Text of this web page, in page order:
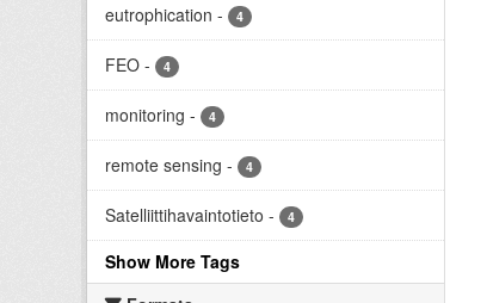
eutrophication - 4
FEO - 4
monitoring - 4
remote sensing - 4
Satelliittihavaintotieto - 4
Show More Tags